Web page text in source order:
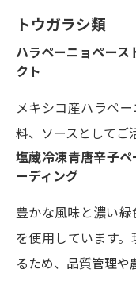
トウガラシ類
ハラペーニョペース
クト
メキシコ産ハラペ
料、ソースとしてご
塩蔵冷凍青唐辛子
ーディング
豊かな風味と濃い
を使用しています
るため、品質管理や